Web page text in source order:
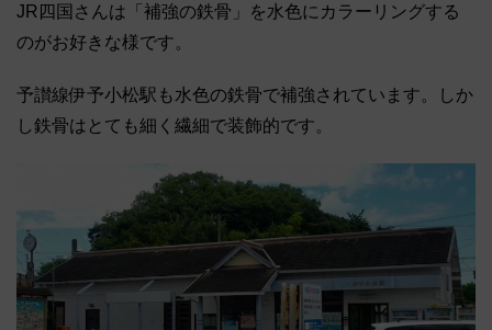
JR四国さんは「補強の鉄骨」を水色にカラーリングする
のがお好きな様です。
予讃線伊予小松駅も水色の鉄骨で補強されています。しか
し鉄骨はとても細く繊細で装飾的です。